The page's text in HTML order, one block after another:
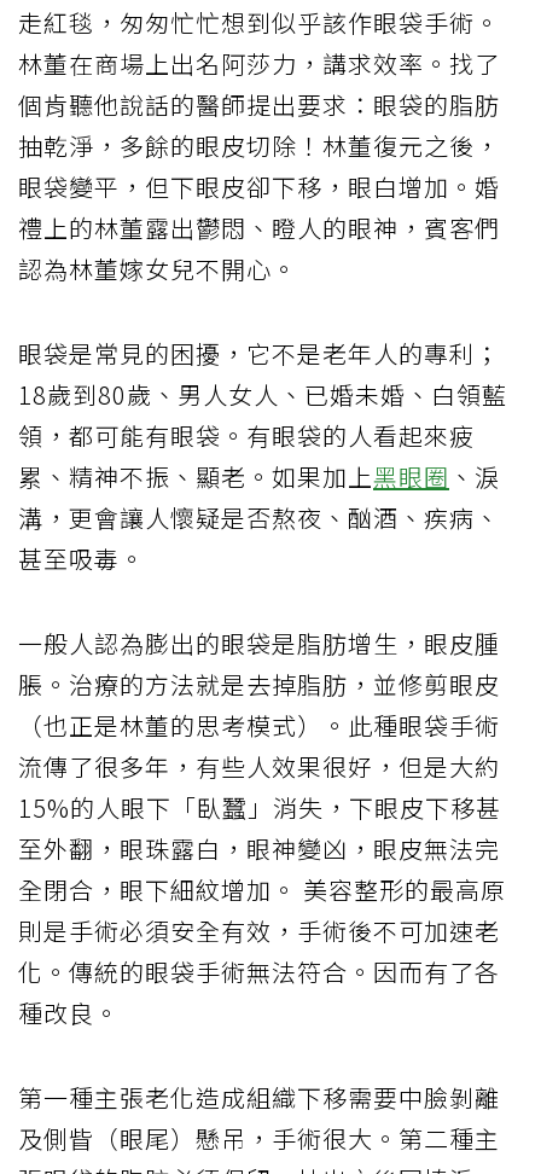
走紅毯，匆匆忙忙想到似乎該作眼袋手術。
林董在商場上出名阿莎力，講求效率。找了
個肯聽他說話的醫師提出要求：眼袋的脂肪
抽乾淨，多餘的眼皮切除！林董復元之後，
眼袋變平，但下眼皮卻下移，眼白增加。婚
禮上的林董露出鬱悶、瞪人的眼神，賓客們
認為林董嫁女兒不開心。
眼袋是常見的困擾，它不是老年人的專利；
18歲到80歲、男人女人、已婚未婚、白領藍
領，都可能有眼袋。有眼袋的人看起來疲
累、精神不振、顯老。如果加上黑眼圈 、淚
溝，更會讓人懷疑是否熬夜、酗酒、疾病、
甚至吸毒。
一般人認為膨出的眼袋是脂肪增生，眼皮腫
脹。治療的方法就是去掉脂肪，並修剪眼皮
（也正是林董的思考模式）。此種眼袋手術
流傳了很多年，有些人效果很好，但是大約
15%的人眼下「臥蠶」消失，下眼皮下移甚
至外翻，眼珠露白，眼神變凶，眼皮無法完
全閉合，眼下細紋增加。 美容整形的最高原
則是手術必須安全有效，手術後不可加速老
化。傳統的眼袋手術無法符合。因而有了各
種改良。
第一種主張老化造成組織下移需要中臉剝離
及側眥（眼尾）懸吊，手術很大。第二種主